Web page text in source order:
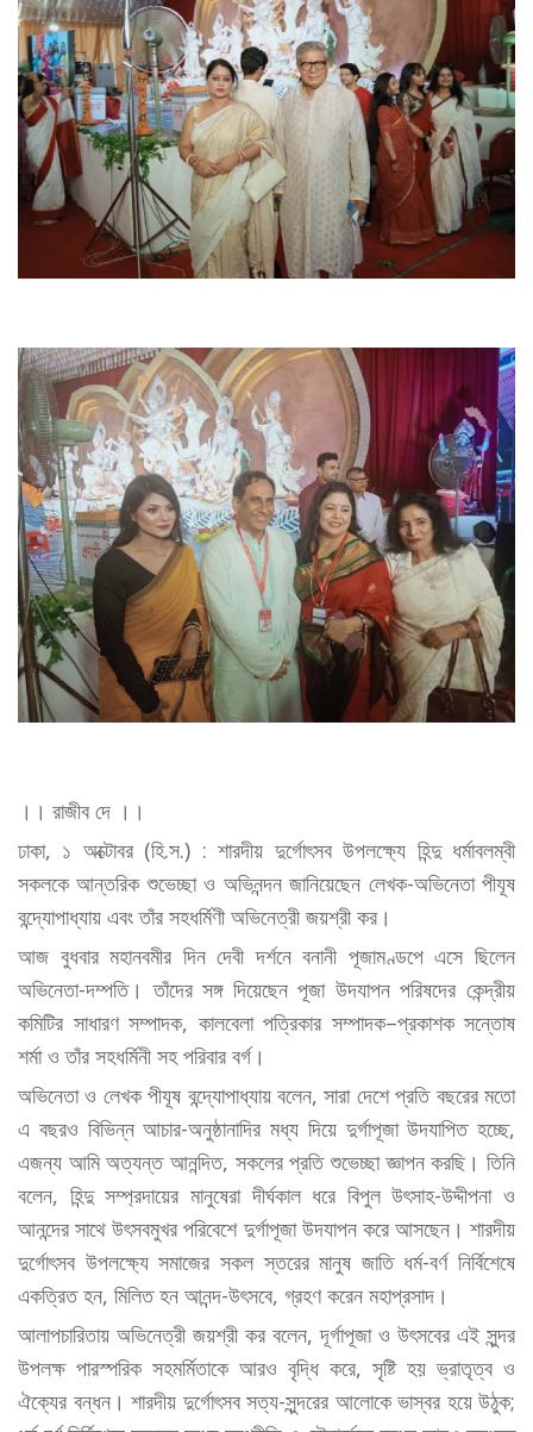
।। রাজীব দে ।।
ঢাকা, ১ অক্টোবর (হি.স.) : শারদীয় দুর্গোৎসব উপলক্ষ্যে হিন্দু ধর্মাবলম্বী
সকলকে আন্তরিক শুভেচ্ছা ও অভিনন্দন জানিয়েছেন লেখক-অভিনেতা পীযূষ
বন্দ্যোপাধ্যায় এবং তাঁর সহধর্মিণী অভিনেত্রী জয়শ্রী কর।
আজ বুধবার মহানবমীর দিন দেবী দর্শনে বনানী পূজামণ্ডপে এসে ছিলেন
অভিনেতা-দম্পতি। তাঁদের সঙ্গ দিয়েছেন পূজা উদযাপন পরিষদের কেন্দ্রীয়
কমিটির সাধারণ সম্পাদক, কালবেলা পত্রিকার সম্পাদক–প্রকাশক সন্তোষ
শর্মা ও তাঁর সহধর্মিনী সহ পরিবার বর্গ।
অভিনেতা ও লেখক পীযূষ বন্দ্যোপাধ্যায় বলেন, সারা দেশে প্রতি বছরের মতো
এ বছরও বিভিন্ন আচার-অনুষ্ঠানাদির মধ্য দিয়ে দুর্গাপূজা উদযাপিত হচ্ছে,
এজন্য আমি অত্যন্ত আনন্দিত, সকলের প্রতি শুভেচ্ছা জ্ঞাপন করছি। তিনি
বলেন, হিন্দু সম্প্রদায়ের মানুষেরা দীর্ঘকাল ধরে বিপুল উৎসাহ-উদ্দীপনা ও
আনন্দের সাথে উৎসবমুখর পরিবেশে দুর্গাপূজা উদযাপন করে আসছেন। শারদীয়
দুর্গোৎসব উপলক্ষ্যে সমাজের সকল স্তরের মানুষ জাতি ধর্ম-বর্ণ নির্বিশেষে
একত্রিত হন, মিলিত হন আনন্দ-উৎসবে, গ্রহণ করেন মহাপ্রসাদ।
আলাপচারিতায় অভিনেত্রী জয়শ্রী কর বলেন, দূর্গাপূজা ও উৎসবের এই সুন্দর
উপলক্ষ পারস্পরিক সহমর্মিতাকে আরও বৃদ্ধি করে, সৃষ্টি হয় ভ্রাতৃত্ব ও
ঐক্যের বন্ধন। শারদীয় দুর্গোৎসব সত্য-সুন্দরের আলোকে ভাস্বর হয়ে উঠুক;